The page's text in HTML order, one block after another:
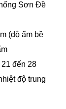
Sơn Đề
(độ ẩm bề
đến 28
độ trung